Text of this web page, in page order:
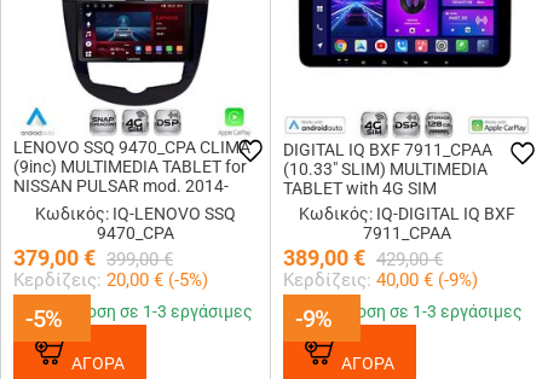
-5%
LENOVO SSQ 9470_CPA CLIMA
(9inc) MULTIMEDIA TABLET for
NISSAN PULSAR mod. 2014-
2020Κωδικός: IQ-LENOVO SSQ
9470_CPA
379,00€ 399,00 €
Κερδίζεις: 20,00 € (-5%)
-5%
Παράδοση σε 1-3 εργάσιμες
ΑΓΟΡΑ
-9%
DIGITAL IQ BXF 7911_CPAA
(10.33" SLIM) MULTIMEDIA
TABLET with 4G SIM
Κωδικός: IQ-DIGITAL IQ BXF
7911_CPAA
389,00€ 429,00 €
Κερδίζεις: 40,00 € (-9%)
-9%
Παράδοση σε 1-3 εργάσιμες
ΑΓΟΡΑ